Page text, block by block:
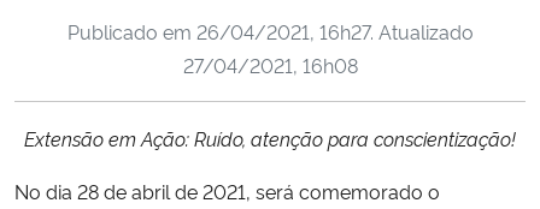
Ministério de Minas e Energia
Ministério da Ciência, Tecnologia, Inovações e Comunicações
Publicado em 26/04/2021, 16h27. Atualizado
27/04/2021, 16h08
Extensão em Ação: Ruído, atenção para conscientização!
No dia 28 de abril de 2021, será comemorado o